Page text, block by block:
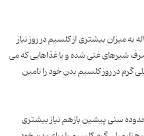
به میزان بیشتری از کلسیم در روز نیاز
شیرهای غنی شده و یا غذاهایی که می
باید حدود ۷۰۰ میلی گرم در روز کلسیم بدن خود را تامین
ساله از محدوده سنی پیشین بازهم نیاز بیشتری